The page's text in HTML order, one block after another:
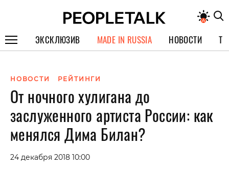
ЭКСКЛЮЗИВ
СПЕЦПРОЕКТЫ
ИНТЕРВЬЮ
ПОКОЛЕНИЕ
MADE IN RUSSIA НОВОСТИ
НОВОСТИ РЕЙТИНГИ
От ночного хулигана до
заслуженного артиста России: как
менялся Дима Билан?
24 декабря 2018 10:00